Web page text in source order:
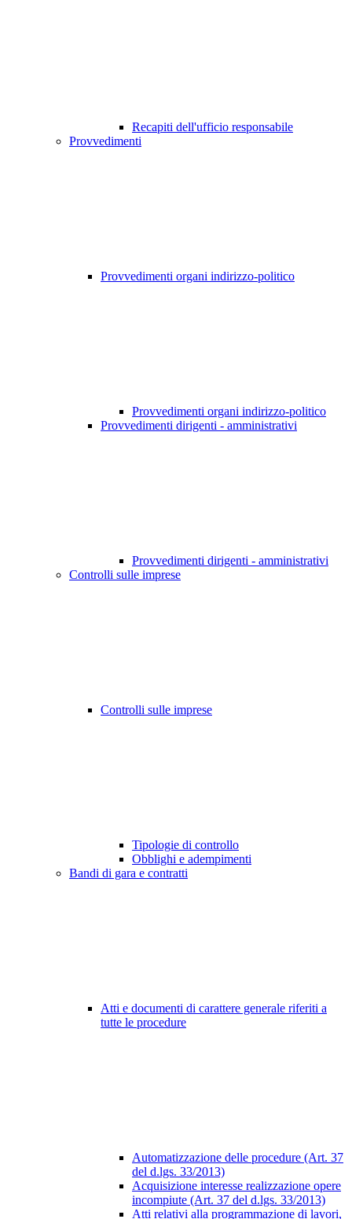
Recapiti dell'ufficio responsabile
Provvedimenti
Provvedimenti organi indirizzo-politico
Provvedimenti organi indirizzo-politico
Provvedimenti dirigenti - amministrativi
Provvedimenti dirigenti - amministrativi
Controlli sulle imprese
Controlli sulle imprese
Tipologie di controllo
Obblighi e adempimenti
Bandi di gara e contratti
Atti e documenti di carattere generale riferiti a
tutte le procedure
Automatizzazione delle procedure (Art. 37
del d.lgs. 33/2013)
Acquisizione interesse realizzazione opere
incompiute (Art. 37 del d.lgs. 33/2013)
Atti relativi alla programmazione di lavori,